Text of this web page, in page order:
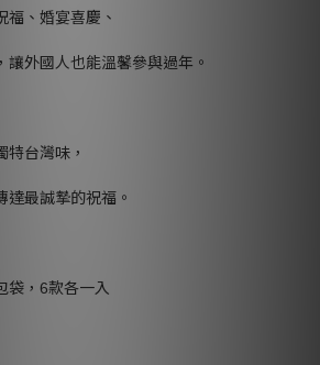
福、婚宴喜慶、
外國人也能溫馨參與過年。
台灣味，
達最誠摯的祝福。
， 6款各一入